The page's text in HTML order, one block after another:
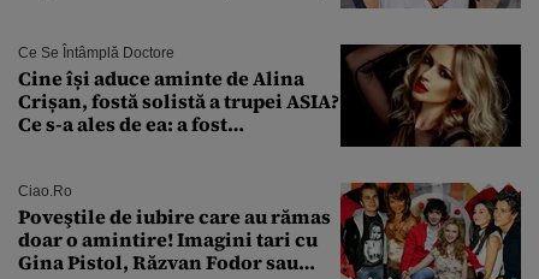
Ce Se Întâmplă Doctore
Cine își aduce aminte de Alina
Crișan, fostă solistă a trupei ASIA?
Ce s-a ales de ea: a fost
Ciao.ro
Poveştile de iubire care au rămas
doar o amintire! Imagini tari cu
Gina Pistol, Răzvan Fodor sau